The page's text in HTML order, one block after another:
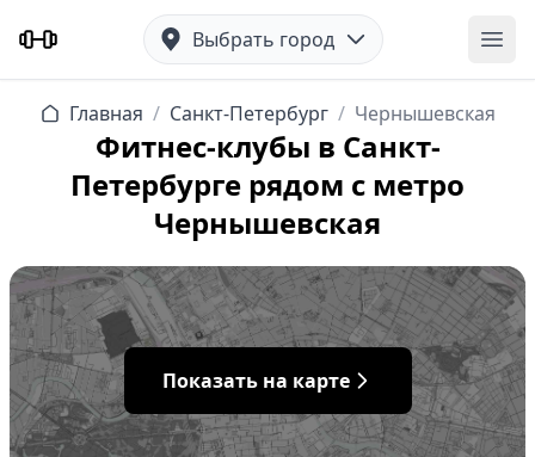
Выбрать город
Главная / Санкт-Петербург / Чернышевская
Фитнес-клубы в Санкт-
Петербурге рядом с метро
Чернышевская
Показать на карте